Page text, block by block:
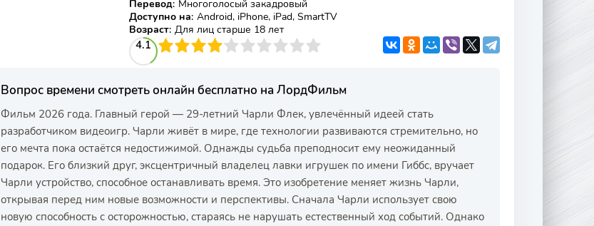
Перевод: Многоголосый закадровый
Доступно на: Android, iPhone, iPad, SmartTV
Возраст: Для лиц старше 18 лет
4.1
4 5 6 7 8 9 10
Вопрос времени смотреть онлайн бесплатно на ЛордФильм
Фильм 2026 года. Главный герой — 29-летний Чарли Флек, увлечённый идеей стать
разработчиком видеоигр. Чарли живёт в мире, где технологии развиваются стремительно, но
его мечта пока остаётся недостижимой. Однажды судьба преподносит ему неожиданный
подарок. Его близкий друг, эксцентричный владелец лавки игрушек по имени Гиббс, вручает
Чарли устройство, способное останавливать время. Это изобретение меняет жизнь Чарли,
открывая перед ним новые возможности и перспективы. Сначала Чарли использует свою
новую способность с осторожностью, стараясь не нарушать естественный ход событий. Однако